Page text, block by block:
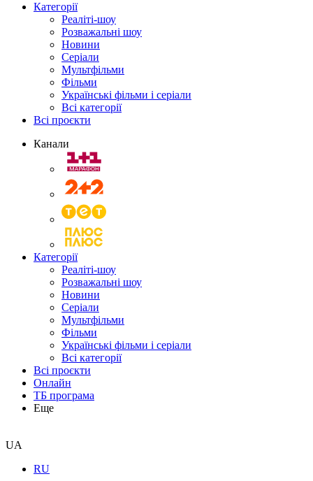
Категорії
Реаліті-шоу
Розважальні шоу
Новини
Серіали
Мультфільми
Фільми
Українські фільми і серіали
Всі категорії
Всі проєкти
Канали
Категорії
Реаліті-шоу
Розважальні шоу
Новини
Серіали
Мультфільми
Фільми
Українські фільми і серіали
Всі категорії
Всі проєкти
Онлайн
ТБ програма
Еще
UA
RU